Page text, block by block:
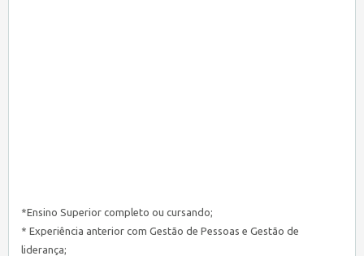
*Ensino Superior completo ou cursando;
* Experiência anterior com Gestão de Pessoas e Gestão de
liderança;